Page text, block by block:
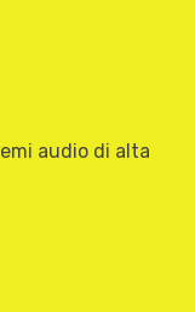
audio di alta